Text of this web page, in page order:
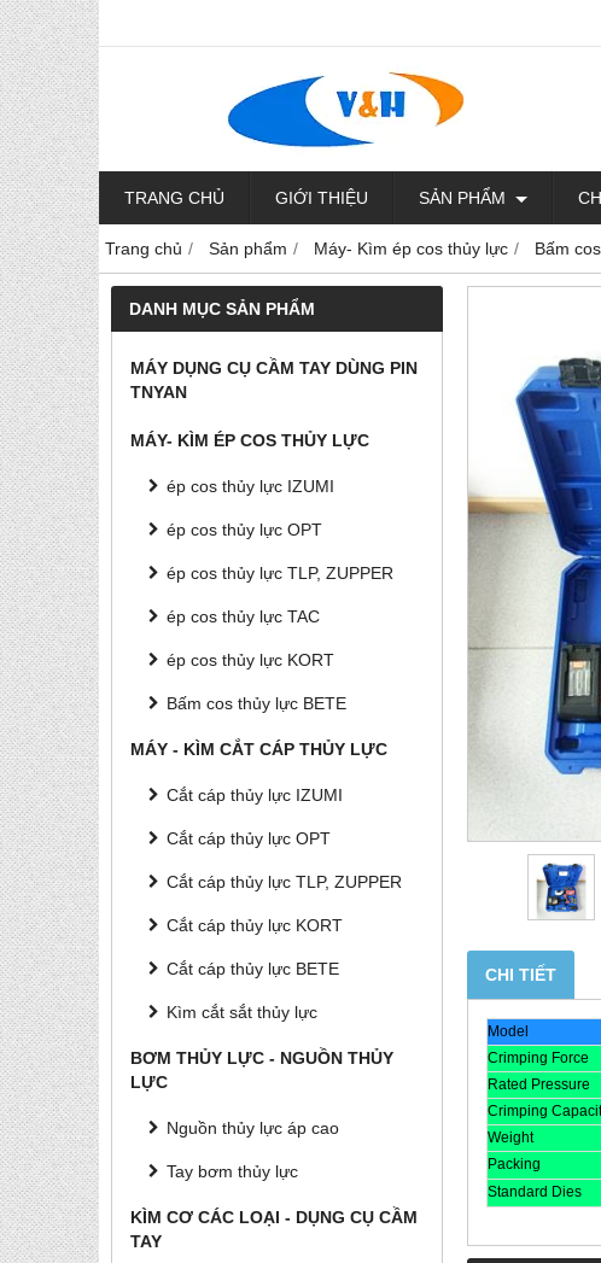
TRANG CHỦ GIỚI THIỆU SẢN PHẨM
Trang chủ Sản phẩm Máy- Kìm ép cos thủy lực Bấm
DANH MỤC SẢN PHẨM
MÁY DỤNG CỤ CẦM TAY DÙNG PIN
TNYAN
MÁY- KÌM ÉP COS THỦY LỰC
ép cos thủy lực IZUMI
ép cos thủy lực OPT
ép cos thủy lực TLP, ZUPPER
ép cos thủy lực TAC
ép cos thủy lực KORT
Bấm cos thủy lực BETE
MÁY - KÌM CẮT CÁP THỦY LỰC
Cắt cáp thủy lực IZUMI
Cắt cáp thủy lực OPT
Cắt cáp thủy lực TLP, ZUPPER
Cắt cáp thủy lực KORT
Cắt cáp thủy lực BETE
Kìm cắt sắt thủy lực
BƠM THỦY LỰC - NGUỒN THỦY
LỰC
Nguồn thủy lực áp cao
Tay bơm thủy lực
KÌM CƠ CÁC LOẠI - DỤNG CỤ CẦM
TAY
CHI TIẾT
Model
Crimping Force
Rated Pressure
Crimping
Weight
Packing
Standard Dies